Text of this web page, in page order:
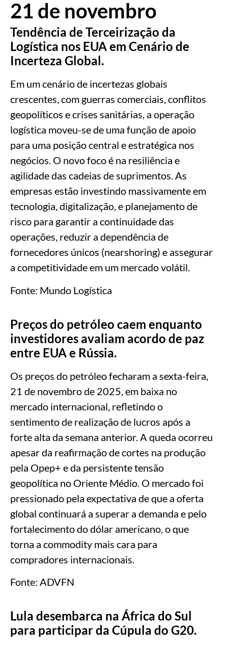
21 de novembro
Tendência de Terceirização da
Logística nos EUA em Cenário de
Incerteza Global.
Em um cenário de incertezas globais
crescentes, com guerras comerciais, conflitos
geopolíticos e crises sanitárias, a operação
logística moveu-se de uma função de apoio
para uma posição central e estratégica nos
negócios. O novo foco é na resiliência e
agilidade das cadeias de suprimentos. As
empresas estão investindo massivamente em
tecnologia, digitalização, e planejamento de
risco para garantir a continuidade das
operações, reduzir a dependência de
fornecedores únicos (nearshoring) e assegurar
a competitividade em um mercado volátil.
Fonte: Mundo Logística
Preços do petróleo caem enquanto
investidores avaliam acordo de paz
entre EUA e Rússia.
Os preços do petróleo fecharam a sexta-feira,
21 de novembro de 2025, em baixa no
mercado internacional, refletindo o
sentimento de realização de lucros após a
forte alta da semana anterior. A queda ocorreu
apesar da reafirmação de cortes na produção
pela Opep+ e da persistente tensão
geopolítica no Oriente Médio. O mercado foi
pressionado pela expectativa de que a oferta
global continuará a superar a demanda e pelo
fortalecimento do dólar americano, o que
torna a commodity mais cara para
compradores internacionais.
Fonte: ADVFN
Lula desembarca na África do Sul
para participar da Cúpula do G20.